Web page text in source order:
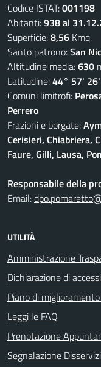
Codice ISTAT:001198
Abitanti:938 al
Superficie:8,56 Kmq.
Santo patrono:San
Altitudine media:630
Latitudine:44° 57'
Comuni limitrofi:
Perrero
Frazioni e borgate:
Cerisieri, Chiabriera,
Faure, Gilli, Lausa,
Responsabile della
Email:
UTILITÀ
Amministrazione
Dichiarazione di
Piano di
Leggi le FAQ
Prenotazione
Segnalazione